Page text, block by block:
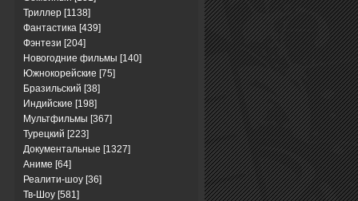
Триллер [1138]
Фантастика [439]
Фэнтези [204]
Новогодние фильмы [140]
Южнокорейские [75]
Бразильский [38]
Индийские [198]
Мультфильмы [367]
Турецкий [223]
Документальные [1327]
Аниме [64]
Реалити-шоу [36]
Тв-Шоу [581]